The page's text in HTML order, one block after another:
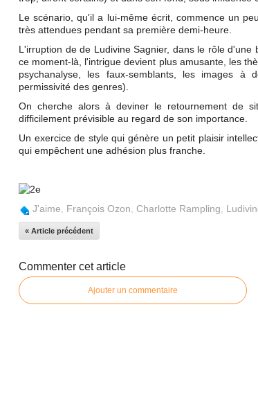
Le scénario, qu'il a lui-même écrit, commence un
très attendues pendant sa première demi-heure.
L'irruption de de Ludivine Sagnier, dans le rôle
ce moment-là, l'intrigue devient plus amusante, les
psychanalyse, les faux-semblants, les images à
permissivité des genres).
On cherche alors à deviner le retournement de
difficilement prévisible au regard de son importance.
Un exercice de style qui génère un petit plaisir
qui empêchent une adhésion plus franche.
J'aime François Ozon Charlotte Rampling
« Article précédent
Commenter cet article
Ajouter un commentaire